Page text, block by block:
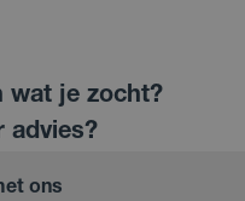
wat je zocht?
advies?
ons